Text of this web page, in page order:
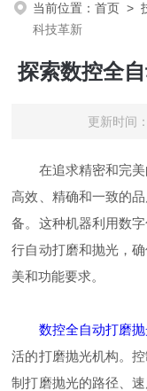
当前位置：首页 >
科技革新
探索数控全
更新时间
在追求精密和完美
高效、精确和一致的
备。这种机器利用数
行自动打磨和抛光，
美和功能要求。
数控全自动打磨
活的打磨抛光机构。
制打磨抛光的路径、